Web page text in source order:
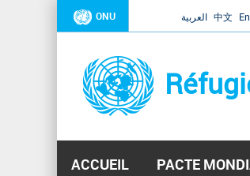
ONU العربية 中文
ACCUEIL PACTE